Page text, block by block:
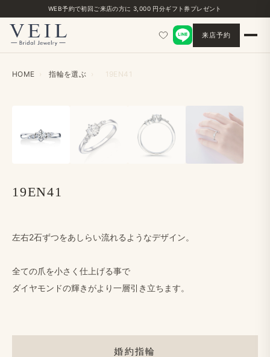
WEB予約で​初回ご来店の​方に​ 3,000 円分ギフト券プレゼント
来店予約
HOME › 指輪を​選ぶ › 19EN41
19EN41
婚約指輪
左右2​石ずつを​あしらい​流れるような​デザイン。
全ての​爪を​小さく​仕上げる​事で
ダイヤモンドの​輝きが​より​一層​引き立ちます。